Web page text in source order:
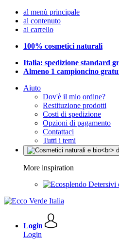
al menù principale
al contenuto
al carrello
100% cosmetici naturali
Italia: spedizione standard
Almeno 1 campioncino
Aiuto
Dov'è il mio ordine?
Restituzione prodotti
Costi di spedizione
Opzioni di pagamento
Contattaci
Tutti i temi
More inspiration
Detersivi
Login
Login